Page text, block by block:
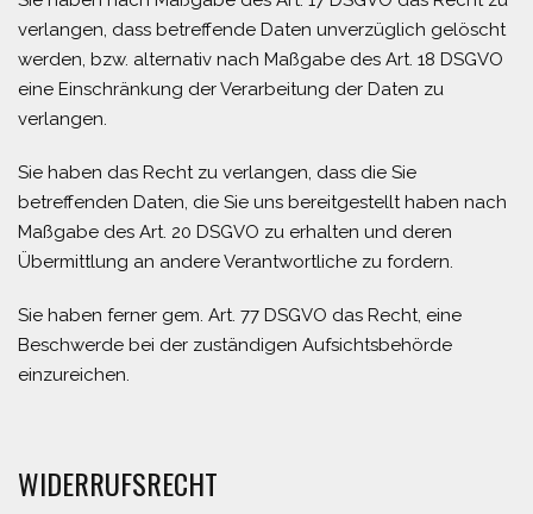
verlangen, dass betreffende Daten unverzüglich gelöscht
werden, bzw. alternativ nach Maßgabe des Art. 18 DSGVO
eine Einschränkung der Verarbeitung der Daten zu
verlangen.
Sie haben das Recht zu verlangen, dass die Sie
betreffenden Daten, die Sie uns bereitgestellt haben nach
Maßgabe des Art. 20 DSGVO zu erhalten und deren
Übermittlung an andere Verantwortliche zu fordern.
Sie haben ferner gem. Art. 77 DSGVO das Recht, eine
Beschwerde bei der zuständigen Aufsichtsbehörde
einzureichen.
WIDERRUFSRECHT